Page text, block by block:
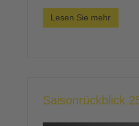
Lesen Sie mehr
Saisonrückblick